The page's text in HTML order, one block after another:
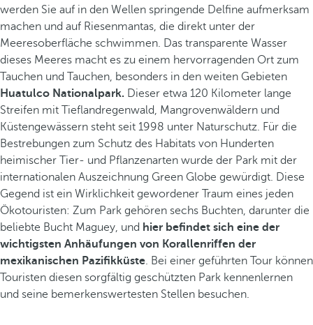
werden Sie auf in den Wellen springende Delfine aufmerksam
machen und auf Riesenmantas, die direkt unter der
Meeresoberfläche schwimmen. Das transparente Wasser
dieses Meeres macht es zu einem hervorragenden Ort zum
Tauchen und Tauchen, besonders in den weiten Gebieten
Huatulco Nationalpark. Dieser etwa 120 Kilometer lange
Streifen mit Tieflandregenwald, Mangrovenwäldern und
Küstengewässern steht seit 1998 unter Naturschutz. Für die
Bestrebungen zum Schutz des Habitats von Hunderten
heimischer Tier- und Pflanzenarten wurde der Park mit der
internationalen Auszeichnung Green Globe gewürdigt. Diese
Gegend ist ein Wirklichkeit gewordener Traum eines jeden
Ökotouristen: Zum Park gehören sechs Buchten, darunter die
beliebte Bucht Maguey, und hier befindet sich eine der
wichtigsten Anhäufungen von Korallenriffen der
mexikanischen Pazifikküste. Bei einer geführten Tour können
Touristen diesen sorgfältig geschützten Park kennenlernen
und seine bemerkenswertesten Stellen besuchen.